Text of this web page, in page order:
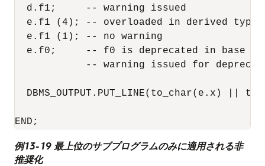
  d.f1;     -- warning issued
e.f1 (4); -- overloaded in derived
  e.f1 (1); -- no warning
e.f0;     -- f0 is deprecated in base
-- warning issued for
DBMS_OUTPUT.PUT_LINE(to_char(e.x) ||
例13-19 最上位のサブプログラムのみに適用される非
推奨化